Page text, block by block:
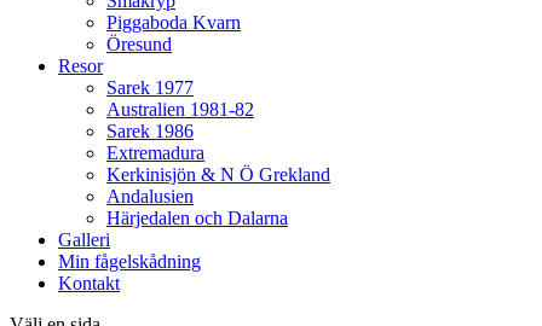
Piggaboda Kvarn
Öresund
Resor
Sarek 1977
Australien 1981-82
Sarek 1986
Extremadura
Kerkinisjön & N Ö Grekland
Andalusien
Härjedalen och Dalarna
Galleri
Min fågelskådning
Kontakt